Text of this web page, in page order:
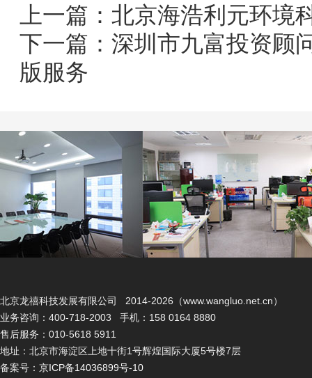
上一篇： 北京海浩利元环境
下一篇： 深圳市九富投资顾
版服务
北京龙禧科技发展有限公司 2014-2026（www.wangluo.net.cn）
业务咨询：400-718-2003 手机：158 0164 8880
售后服务：010-5618 5911
地址：北京市海淀区上地十街1号辉煌国际大厦5号楼7层
备案号： 京ICP备14036899号-10